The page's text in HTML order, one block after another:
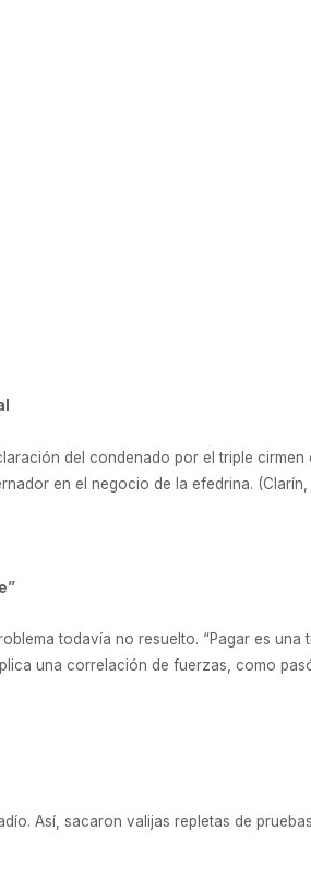
del condenado por el triple cirmen
en el negocio de la efedrina. (Clarín,
todavía no resuelto. “Pagar es una
una correlación de fuerzas, como
Así, sacaron valijas repletas de